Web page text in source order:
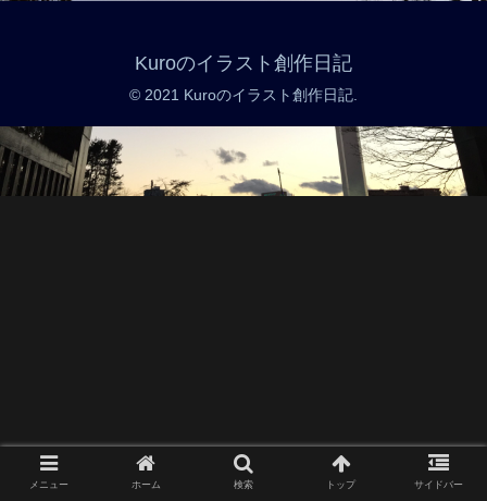
Kuroのイラスト創作日記
© 2021 Kuroのイラスト創作日記.
メニュー ホーム 検索 トップ サイドバー